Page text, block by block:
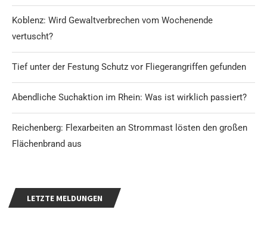
Koblenz: Wird Gewaltverbrechen vom Wochenende
vertuscht?
Tief unter der Festung Schutz vor Fliegerangriffen gefunden
Abendliche Suchaktion im Rhein: Was ist wirklich passiert?
Reichenberg: Flexarbeiten an Strommast lösten den großen
Flächenbrand aus
LETZTE MELDUNGEN